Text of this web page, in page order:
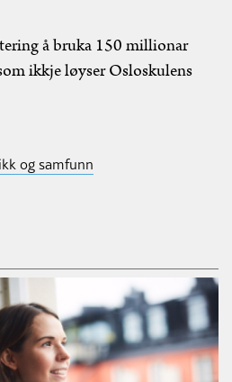
å bruka 150 millionar
ikkje løyser Osloskulens
og samfunn